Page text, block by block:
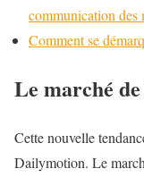
communication des
Comment se
Le marché
Cette nouvelle
Dailymotion. Le